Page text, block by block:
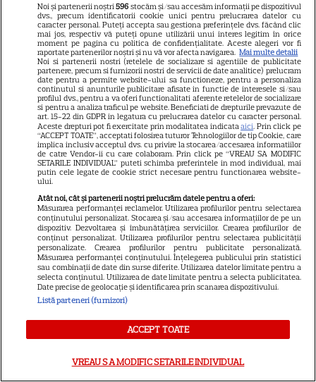
Ce este decoctul, cum se
obţine şi care sunt utilizările
acestuia
ALTE ARTICOLE
INTERESANTE
11
VEDETE STRĂINE
„Povestea peștelui posac”,
aventura animată inspirată
dintr-un bestseller The New
York Times, ajunge în
cinematografe pe 7 august
Noi și partenerii noștri596 stocăm și/sau accesăm informații pe dispozitivul
dvs., precum identificatorii cookie unici pentru prelucrarea datelor cu
caracter personal. Puteți accepta sau gestiona preferințele dvs. făcând clic
mai jos, respectiv vă puteți opune utilizării unui interes legitim în orice
moment pe pagina cu politica de confidențialitate. Aceste alegeri vor fi
raportate partenerilor noștri și nu vă vor afecta navigarea. Mai multe detalii
Noi si partenerii nostri (retelele de socializare si agentiile de publicitate
partenere, precum si furnizorii nostri de servicii de date analitice) prelucram
date pentru a permite website-ului sa functioneze, pentru a personaliza
continutul si anunturile publicitare afisate in functie de interesele si/sau
profilul dvs., pentru a va oferi functionalitati aferente retelelor de socializare
si pentru a analiza traficul pe website. Beneficiati de drepturile prevazute de
art. 15-22 din GDPR in legatura cu prelucrarea datelor cu caracter personal.
Aceste drepturi pot fi exercitate prin modalitatea indicataaici. Prin click pe
“ACCEPT TOATE”, acceptati folosirea tuturor Tehnologiilor de tip Cookie, care
implica inclusiv acceptul dvs. cu privire la stocarea/accesarea informatiilor
de catre Vendor-ii cu care colaboram. Prin click pe “VREAU SA MODIFIC
SETARILE INDIVIDUAL” puteti schimba preferintele in mod individual, mai
putin cele legate de cookie strict necesare pentru functionarea website-
ului.
Atât noi, cât și partenerii noștri prelucrăm datele pentru a oferi:
Măsurarea performanței reclamelor. Utilizarea profilurilor pentru selectarea
conținutului personalizat. Stocarea și/sau accesarea informațiilor de pe un
dispozitiv. Dezvoltarea și îmbunătățirea serviciilor. Crearea profilurilor de
conținut personalizat. Utilizarea profilurilor pentru selectarea publicității
personalizate. Crearea profilurilor pentru publicitate personalizată.
Măsurarea performanței conținutului. Înțelegerea publicului prin statistici
sau combinații de date din surse diferite. Utilizarea datelor limitate pentru a
selecta conținutul. Utilizarea de date limitate pentru a selecta publicitatea.
Date precise de geolocație și identificarea prin scanarea dispozitivului.
Listă parteneri (furnizori)
ACCEPT TOATE
VREAU SA MODIFIC SETARILE INDIVIDUAL